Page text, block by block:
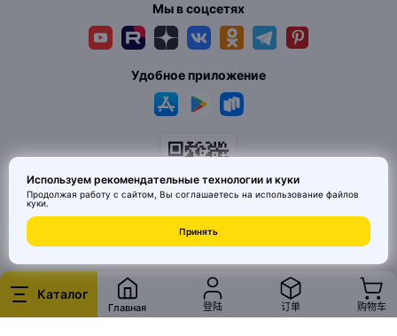
Каталог
Главная 登陆 订单 购物车
Мы в соцсетях
© 2026 MAI HE MAI. Маркетплейс дизайнерских товаров со всего
Китая по ценам заводов. Все права защищены.
Удобное приложение
Используем рекомендательные технологии и куки
Продолжая работу с сайтом, Вы соглашаетесь на использование файлов
куки.
Принять